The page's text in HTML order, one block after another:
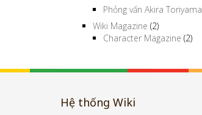
Phỏng vấn Akira Toriyama
Wiki Magazine (2)
Character Magazine (2)
Hệ thống Wiki